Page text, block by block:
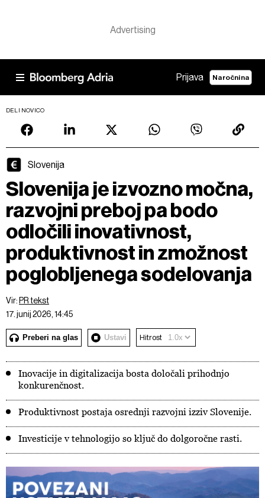
Prijava Naročnina
DELI NOVICO
Slovenija
Slovenija je izvozno močna,
razvojni preboj pa bodo
odločili inovativnost,
produktivnost in zmožnost
poglobljenega sodelovanja
Vir: PR tekst
17. junij 2026, 14:45
Preberi na glas Ustavi Hitrost
Inovacije in digitalizacija bosta določali prihodnjo
konkurenčnost.
Produktivnost postaja osrednji razvojni izziv Slovenije.
Investicije v tehnologijo so ključ do dolgoročne rasti.